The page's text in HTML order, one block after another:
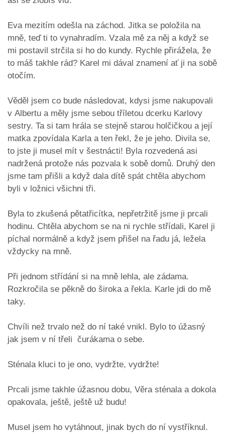
Eva mezitím odešla na záchod. Jitka se položila na
mně, teď ti to vynahradím. Vzala mě za něj a když se
mi postavil strčila si ho do kundy. Rychle přirážela, že
to máš takhle rád? Karel mi dával znamení ať ji na sobě
otočím.
Věděl jsem co bude následovat, kdysi jsme nakupovali
v Albertu a měly jsme sebou tříletou dcerku Karlovy
sestry. Ta si tam hrála se stejně starou holčičkou a její
matka zpovídala Karla a ten řekl, že je jeho. Divila se,
to jste ji musel mít v šestnácti! Byla rozvedená asi
nadržená protože nás pozvala k sobě domů. Druhý den
jsme tam přišli a když dala dítě spát chtěla abychom
byli v ložnici všichni tři.
Byla to zkušená pětatřicítka, nepřetržitě jsme ji prcali
hodinu. Chtěla abychom se na ni rychle střídali, Karel ji
píchal normálně a když jsem přišel na řadu já, ležela
vždycky na mně.
Při jednom střídání si na mně lehla, ale zádama.
Rozkročila se pěkně do široka a řekla. Karle jdi do mě
taky.
Chvíli než trvalo než do ní také vnikl. Bylo to úžasný
jak jsem v ní třeli čurákama o sebe.
Sténala kluci to je ono, vydržte, vydržte!
Prcali jsme takhle úžasnou dobu, Věra sténala a dokola
opakovala, ještě, ještě už budu!
Musel jsem ho vytáhnout, jinak bych do ní vystříknul.